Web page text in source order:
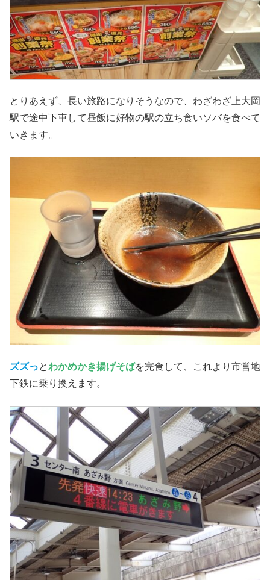
とりあえず、長い旅路になりそうなので、わざわざ上大岡
駅で途中下車して昼飯に好物の駅の立ち食いソバを食べて
いきます。
ズズっと わかめかき揚げそばを完食して、これより市営地
下鉄に乗り換えます。